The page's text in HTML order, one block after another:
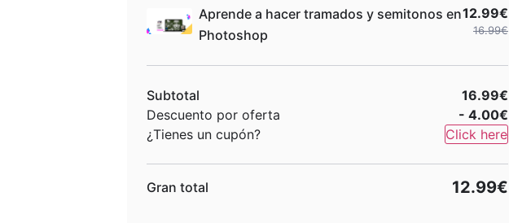
Aprende a hacer tramados y semitonos en
Photoshop
12.99€
16.99€
Subtotal
16.99€
Descuento por oferta
- 4.00€
¿Tienes un cupón?
Click here
Gran total 12.99€